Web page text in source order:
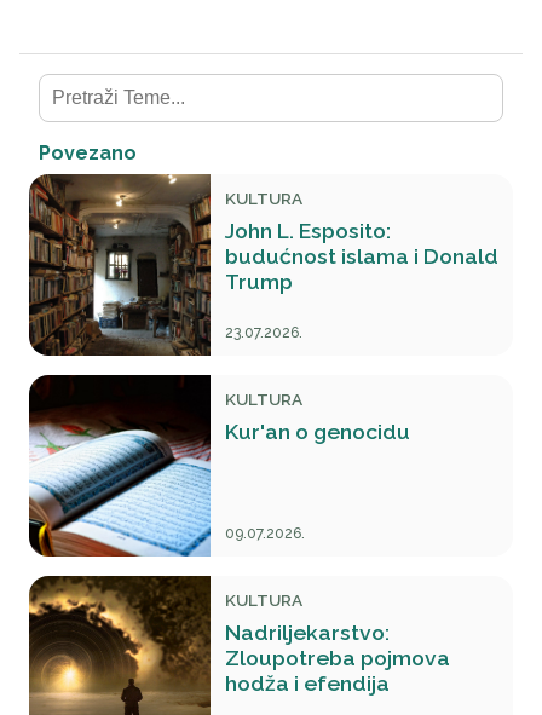
Povezano
KULTURA
John L. Esposito:
budućnost islama i Donald
Trump
23.07.2026.
KULTURA
Kur'an o genocidu
09.07.2026.
KULTURA
Nadriljekarstvo:
Zloupotreba pojmova
hodža i efendija